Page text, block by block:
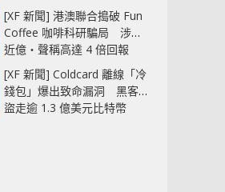
[XF 新聞] 港澳聯合搗破 Fun
Coffee 咖啡科研騙局 涉款
近億‧聲稱高達 4 倍回報
[XF 新聞] Coldcard 離線「冷
錢包」爆出致命漏洞 黑客已
盜走逾 1.3 億美元比特幣